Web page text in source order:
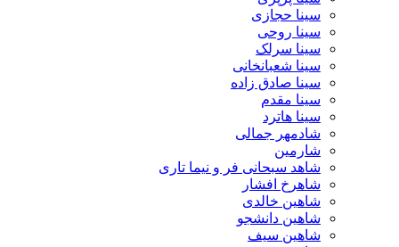
سینا حجازی
سینا روحی
سینا سرلک
سینا شعبانخانی
سینا صادق زاده
سینا مقدم
سینا هاترد
شادمهر جمالی
شارمین
شاهد سبحانی فر و نیما تاری
شاهرخ افشار
شاهین خالدی
شاهین دانشجو
شاهین سیف